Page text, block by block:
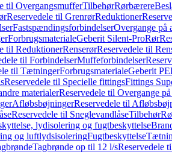
til OvergangsmufferTilbehørRørbærere
Reservedele til GrenrørReduktioner
FastspændingsforbindelserOvergange på
ForbrugsmaterialeGeberit Silent-ProRør
til ReduktionerRenserørReservedele til
til ForbindelserMuffeforbindelser
til TætningerForbrugsmaterialeGeberit PE
Reservedele til Specielle fittingsFittings
materialerReservedele til Overgange
AfløbsbøjningerReservedele til
Reservedele til SneglevandlåseTilbehør
lydisolering og fugtbeskyttelse
og luftlydsisoleringFugtbeskyttelse
Tagbrønde op til 12 l/sReservedele